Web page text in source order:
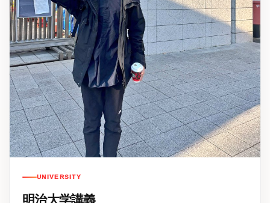
UNIVERSITY
明治大学講義